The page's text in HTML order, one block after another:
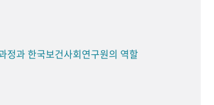
정과 한국보건사회연구원의 역할